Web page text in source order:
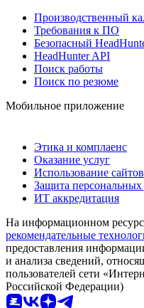
Производственный
Требования к ПО
Безопасный
HeadHunter API
Поиск работы
Поиск по резюме
Мобильное приложение
Этика и комплаенс
Оказание услуг
Использование сайтов
Защита
ИТ аккредитация
На информационном
рекомендательные
предоставления
и анализа сведений,
пользователей сети
Российской Федерации)